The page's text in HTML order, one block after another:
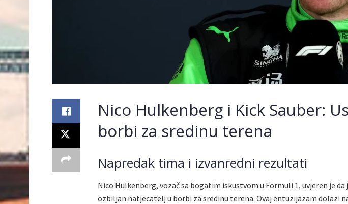
Nico Hulkenberg i Kick Sauber:
borbi za sredinu terena
Napredak tima i izvanredni rezultati
Nico Hulkenberg, vozač sa bogatim iskustvom u Formuli 1, uvjeren je da
ozbiljan natjecatelj u borbi za sredinu terena. Ovaj entuzijazam dolazi